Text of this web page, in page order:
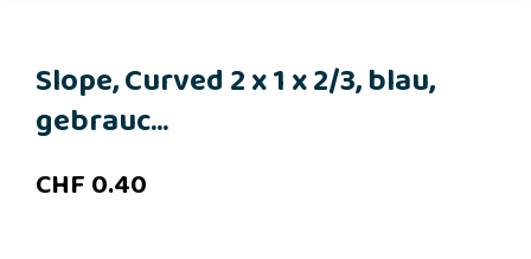
Slope, Curved 2 x 1 x 2/3, blau,
gebrauc...
CHF0.40